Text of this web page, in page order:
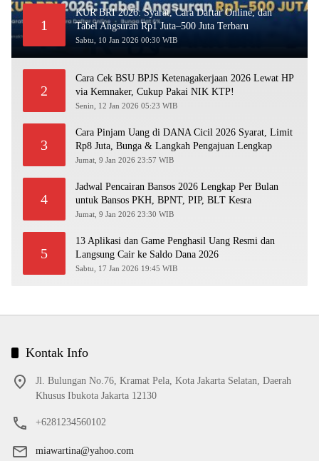
1
KUR BRI 2026: Syarat, Cara Daftar Online, dan
Tabel Angsuran Rp1 Juta–500 Juta Terbaru
Sabtu, 10 Jan 2026 00:30 WIB
2
Cara Cek BSU BPJS Ketenagakerjaan 2026 Lewat HP
via Kemnaker, Cukup Pakai NIK KTP!
Senin, 12 Jan 2026 05:23 WIB
3
Cara Pinjam Uang di DANA Cicil 2026 Syarat, Limit
Rp8 Juta, Bunga & Langkah Pengajuan Lengkap
Jumat, 9 Jan 2026 23:57 WIB
4
Jadwal Pencairan Bansos 2026 Lengkap Per Bulan
untuk Bansos PKH, BPNT, PIP, BLT Kesra
Jumat, 9 Jan 2026 23:30 WIB
5
13 Aplikasi dan Game Penghasil Uang Resmi dan
Langsung Cair ke Saldo Dana 2026
Sabtu, 17 Jan 2026 19:45 WIB
Kontak Info
Jl. Bulungan No.76, Kramat Pela, Kota Jakarta Selatan, Daerah
Khusus Ibukota Jakarta 12130
+6281234560102
miawartina@yahoo.com